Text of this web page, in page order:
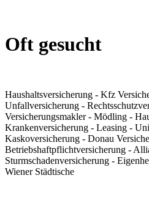
Oft gesucht
Haushaltsversicherung - Kfz
Unfallversicherung -
Versicherungsmakler - Mödling -
Krankenversicherung - Leasing -
Kaskoversicherung - Donau
Betriebshaftpflichtversicherung -
Sturmschadenversicherung -
Wiener Städtische